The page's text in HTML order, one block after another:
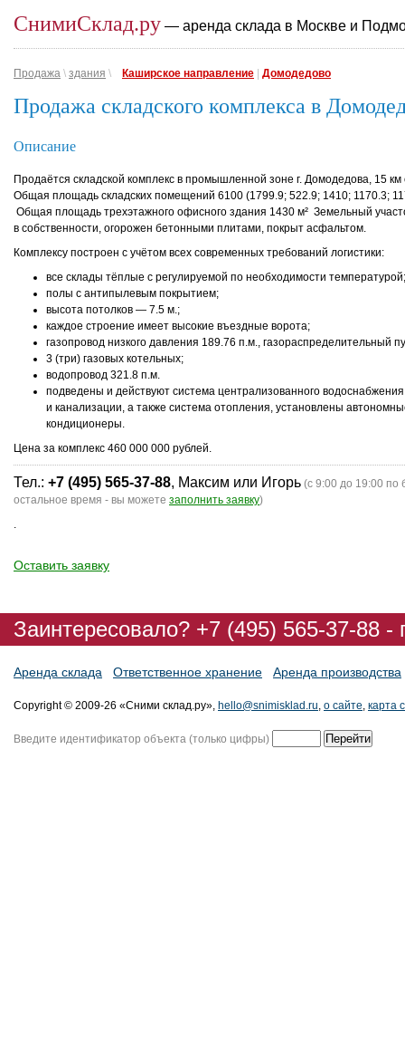
СнимиСклад.ру — аренда склада в Москве и
Продажа \ здания \ Каширское направление Домодедово
Продажа складского комплекса в
Описание
Продаётся складской комплекс в промышленной зоне г. Домодедова, 15
Общая площадь складских помещений 6100 (1799.9; 522.9; 1410; 1170.3;
Общая площадь трехэтажного офисного здания 1430 м² Земельный
в собственности, огорожен бетонными плитами, покрыт асфальтом.
Комплексу построен с учётом всех современных требований логистики:
все склады тёплые с регулируемой по необходимости температурой;
полы с антипылевым покрытием;
высота потолков — 7.5 м.;
каждое строение имеет высокие въездные ворота;
газопровод низкого давления 189.76 п.м., газораспределительный
3 (три) газовых котельных;
водопровод 321.8 п.м.
подведены и действуют система централизованного водоснабжения
и канализации, а также система отопления, установлены
кондиционеры.
Цена за комплекс 460 000 000 рублей.
Тел.: +7 (495) 565-37-88, Максим или Игорь (с 9:00 до 19:00 по
остальное время - вы можете заполнить заявку)
.
Оставить заявку
Заинтересовало? +7 (495) 565-37-88
Аренда склада Ответственное хранение Аренда производства
Copyright © 2009-26 «Сними склад.ру», hello@snimisklad.ru, о сайте, карта
Введите идентификатор объекта (только цифры)